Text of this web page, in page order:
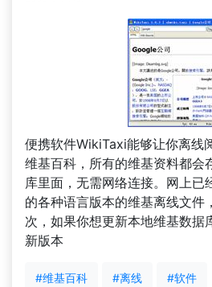
便携软件WikiTaxi能够让你离线
维基百科，所有的维基资料都会
库里面，无需网络连接。网上已
的各种语言版本的维基离线文件
次，如果你想更新本地维基数据
新版本
#维基百科 #离线 #软件